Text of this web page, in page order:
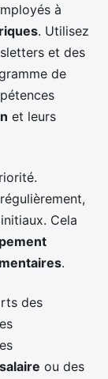
à
. Utilisez
et des
de
et leurs
Cela
.
des
ou des